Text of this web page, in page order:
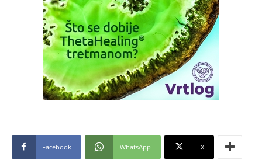
Facebook WhatsApp X